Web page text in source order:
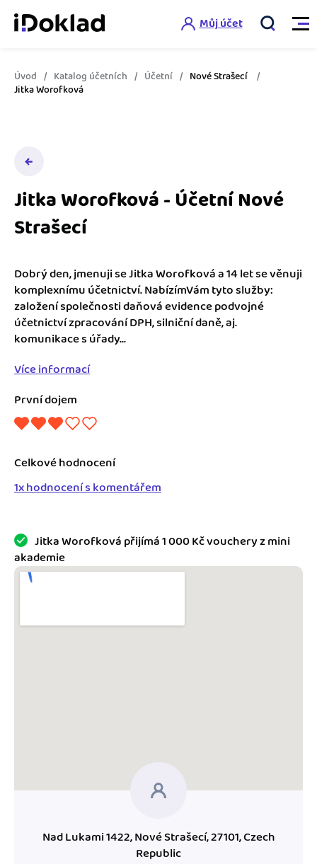
Vlastnosti
Správa kontaktů
Hlídání cashflow
Spolupráce s účetní
Propojení na další systémy
Spřátelené účetní
Katalog doplňků
Nápověda
Jak začít podnikat
Jak se vyznat ve fakturaci
Fakturační poradna
Šablony faktur
Šablona pro plátce DPH
Šablona pro neplátce DPH
Registrovat ZDARMA
Můj účet
Úvod Katalog účetních Účetní
Nové Strašecí
Jitka Worofková
Jitka Worofková - Účetní Nové
Strašecí
Dobrý den, jmenuji se Jitka Worofková a 14 let se věnuji
komplexnímu účetnictví. NabízímVám tyto služby:
založení společnosti daňová evidence podvojné
účetnictví zpracování DPH, silniční daně, aj.
komunikace s úřady...
Více informací
První dojem
Celkové hodnocení
1x hodnocení s komentářem
Jitka Worofková přijímá 1 000 Kč vouchery z mini
akademie
Nad Lukami 1422, Nové Strašecí, 27101, Czech
Republic